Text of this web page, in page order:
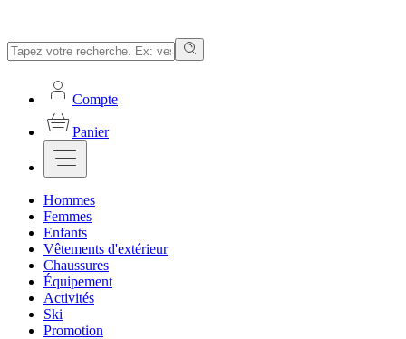
Compte
Panier
Hommes
Femmes
Enfants
Vêtements d'extérieur
Chaussures
Équipement
Activités
Ski
Promotion